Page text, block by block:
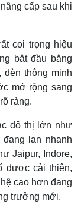
cấp sau khi
coi trọng hiệu
bắt đầu bằng
thông minh
mở rộng sang
ràng.
đô thị lớn như
đang lan nhanh
Jaipur, Indore,
được cải thiện,
cao hơn đang
trưởng mới.